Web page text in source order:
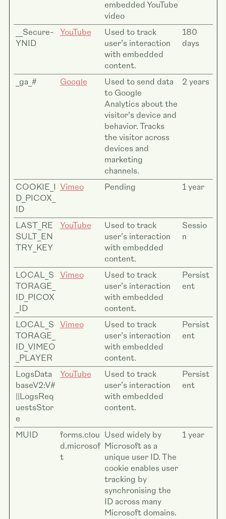
embedded YouTube
video
__Secure-
YNID
YouTube
Used to track
user’s interaction
with embedded
content.
180
days
_ga_# Google
Used to send data
to Google
Analytics about the
visitor's device and
behavior. Tracks
the visitor across
devices and
marketing
channels.
2 years
COOKIE_I
D_PICOX_
ID
Vimeo Pending 1 year
LAST_RE
SULT_EN
TRY_KEY
YouTube
Used to track
user’s interaction
with embedded
content.
Sessio
n
LOCAL_S
TORAGE_
ID_PICOX
_ID
Vimeo
Used to track
user’s interaction
with embedded
content.
Persist
ent
LOCAL_S
TORAGE_
ID_VIMEO
_PLAYER
Vimeo
Used to track
user’s interaction
with embedded
content.
Persist
ent
LogsData
baseV2:V#
||LogsReq
uestsStor
e
YouTube
Used to track
user’s interaction
with embedded
content.
Persist
ent
MUID
forms.clou
d.microsof
t
Used widely by
Microsoft as a
unique user ID. The
cookie enables user
tracking by
synchronising the
ID across many
Microsoft domains.
1 year